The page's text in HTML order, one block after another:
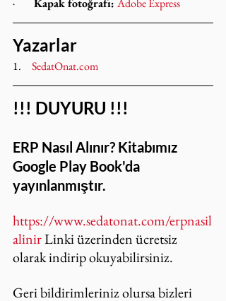
· Kapak fotoğrafı: Adobe Express
Yazarlar
1. SedatOnat.com
!!! DUYURU !!!
ERP Nasıl Alınır? Kitabımız
Google Play Book'da
yayınlanmıştır.
https://www.sedatonat.com/erpnasil
alinir Linki üzerinden ücretsiz
olarak indirip okuyabilirsiniz.
Geri bildirimleriniz olursa bizleri